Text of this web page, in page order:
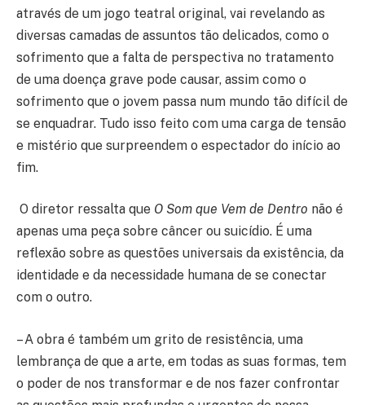
através de um jogo teatral original, vai revelando as
diversas camadas de assuntos tão delicados, como o
sofrimento que a falta de perspectiva no tratamento
de uma doença grave pode causar, assim como o
sofrimento que o jovem passa num mundo tão difícil de
se enquadrar. Tudo isso feito com uma carga de tensão
e mistério que surpreendem o espectador do início ao
fim.
O diretor ressalta que O Som que Vem de Dentro não é
apenas uma peça sobre câncer ou suicídio. É uma
reflexão sobre as questões universais da existência, da
identidade e da necessidade humana de se conectar
com o outro.
– A obra é também um grito de resistência, uma
lembrança de que a arte, em todas as suas formas, tem
o poder de nos transformar e de nos fazer confrontar